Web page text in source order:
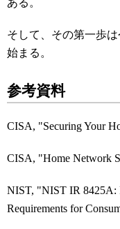
ある。
そして、その第一歩
始まる。
参考資料
CISA, "Securing Your
CISA, "Home Network
NIST, "NIST IR 8425A:
Requirements for